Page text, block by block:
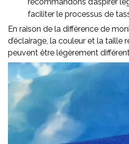
faciliter le processus de
En raison de la différence de
d’éclairage, la couleur et la taille
peuvent être légèrement